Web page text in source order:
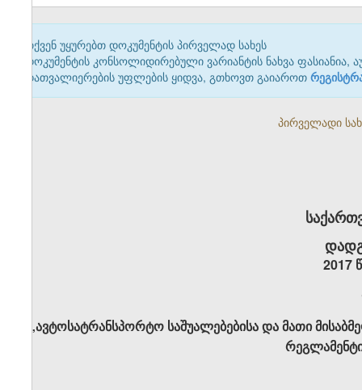
თქვენ უყურებთ დოკუმენტის პირველად სახეს
დოკუმენტის კონსოლიდირებული ვარიანტის ნახვა ფასიანია,
დათვალიერების უფლების ყიდვა, გთხოვთ გაიაროთ
პირველადი
2017
„ავტოსატრანსპორტო საშუალებებისა და მათი